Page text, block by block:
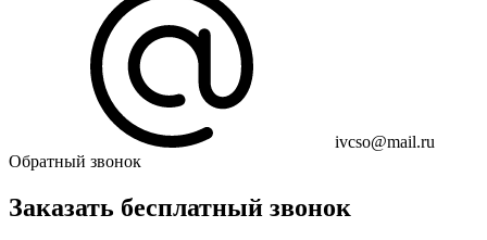
ivcso@mail.ru
Обратный звонок
Заказать бесплатный звонок